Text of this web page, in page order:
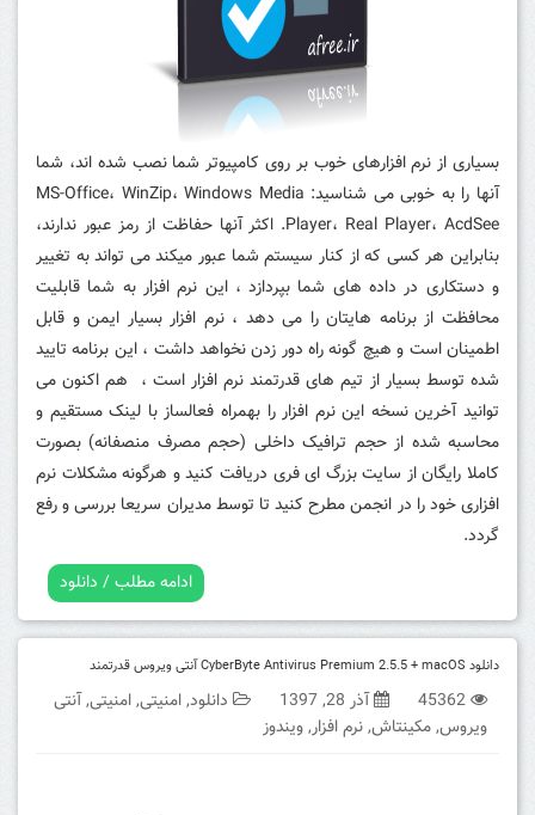
بسیاری از نرم افزارهای خوب بر روی کامپیوتر شما نصب شده اند، شما
آنها را به خوبی می شناسید: MS-Office، WinZip، Windows Media
Player، Real Player، AcdSee. اکثر آنها حفاظت از رمز عبور ندارند،
بنابراین هر کسی که از کنار سیستم شما عبور میکند می تواند به تغییر
و دستکاری در داده های شما بپردازد ، این نرم افزار به شما قابلیت
محافظت از برنامه هایتان را می دهد ، نرم افزار بسیار ایمن و قابل
اطمینان است و هیچ گونه راه دور زدن نخواهد داشت ، این برنامه تایید
شده توسط بسیار از تیم های قدرتمند نرم افزار است ، هم اکنون می
توانید آخرین نسخه این نرم افزار را بهمراه فعالساز با لینک مستقیم و
محاسبه شده از حجم ترافیک داخلی (حجم مصرف منصفانه) بصورت
کاملا رایگان از سایت بزرگ ای فری دریافت کنید و هرگونه مشکلات نرم
افزاری خود را در انجمن مطرح کنید تا توسط مدیران سریعا بررسی و رفع
گردد.
ادامه مطلب / دانلود
دانلود CyberByte Antivirus Premium 2.5.5 + macOS آنتی ویروس قدرتمند
45362 آذر 28, 1397 دانلود,امنیتی,امنیتی,آنتی
ویروس,مکینتاش,نرم افزار,ویندوز